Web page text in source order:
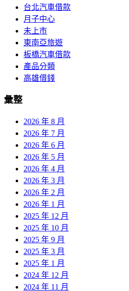
台北汽車借款
月子中心
未上市
東南亞旅遊
板橋汽車借款
產品分類
高雄借錢
彙整
2026 年 8 月
2026 年 7 月
2026 年 6 月
2026 年 5 月
2026 年 4 月
2026 年 3 月
2026 年 2 月
2026 年 1 月
2025 年 12 月
2025 年 10 月
2025 年 9 月
2025 年 3 月
2025 年 1 月
2024 年 12 月
2024 年 11 月